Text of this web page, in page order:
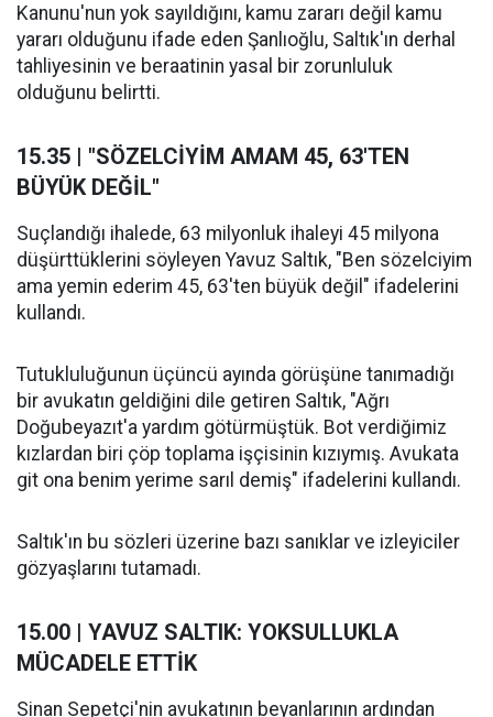
Kanunu'nun yok sayıldığını, kamu zararı değil kamu
yararı olduğunu ifade eden Şanlıoğlu, Saltık'ın derhal
tahliyesinin ve beraatinin yasal bir zorunluluk
olduğunu belirtti.
15.35 | "SÖZELCİYİM AMAM 45, 63'TEN
BÜYÜK DEĞİL"
Suçlandığı ihalede, 63 milyonluk ihaleyi 45 milyona
düşürttüklerini söyleyen Yavuz Saltık, "Ben sözelciyim
ama yemin ederim 45, 63'ten büyük değil" ifadelerini
kullandı.
Tutukluluğunun üçüncü ayında görüşüne tanımadığı
bir avukatın geldiğini dile getiren Saltık, "Ağrı
Doğubeyazıt'a yardım götürmüştük. Bot verdiğimiz
kızlardan biri çöp toplama işçisinin kızıymış. Avukata
git ona benim yerime sarıl demiş" ifadelerini kullandı.
Saltık'ın bu sözleri üzerine bazı sanıklar ve izleyiciler
gözyaşlarını tutamadı.
15.00 | YAVUZ SALTIK: YOKSULLUKLA
MÜCADELE ETTİK
Sinan Sepetçi'nin avukatının beyanlarının ardından